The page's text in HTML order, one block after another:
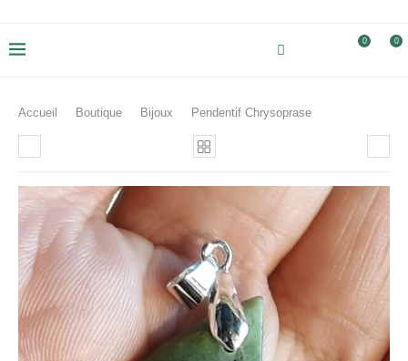
0 0
Accueil Boutique Bijoux Pendentif Chrysoprase